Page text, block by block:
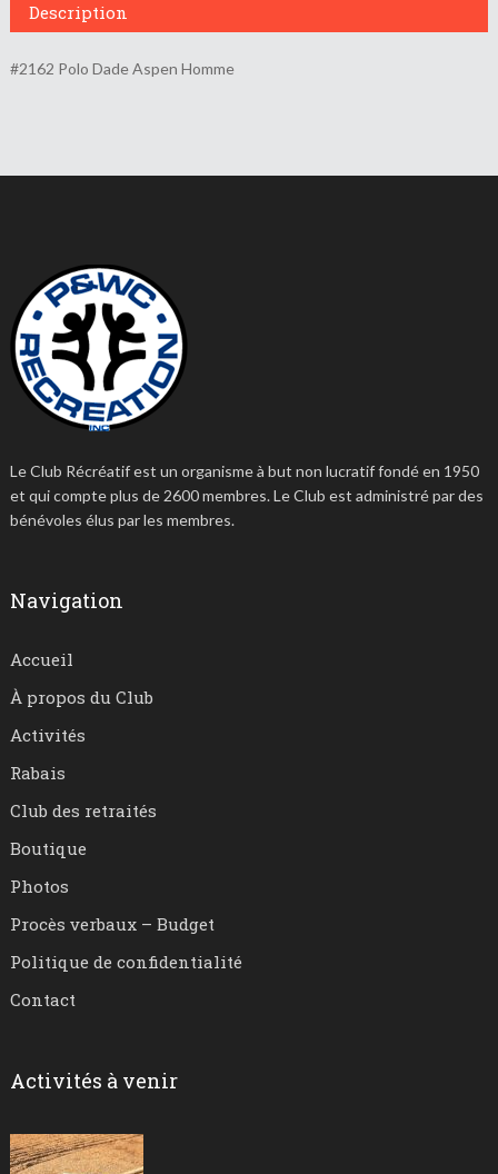
Description
#2162 Polo Dade Aspen Homme
Le Club Récréatif est un organisme à but non lucratif fondé en 1950
et qui compte plus de 2600 membres. Le Club est administré par des
bénévoles élus par les membres.
Navigation
Accueil
À propos du Club
Activités
Rabais
Club des retraités
Boutique
Photos
Procès verbaux – Budget
Politique de confidentialité
Contact
Activités à venir